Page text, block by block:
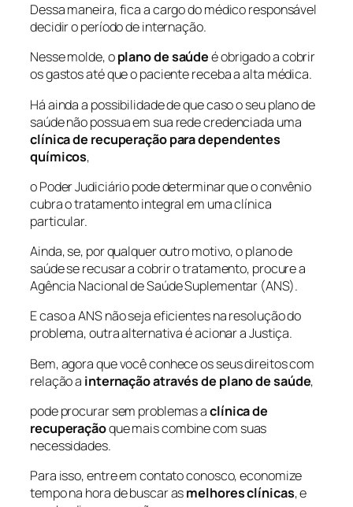
Dessa maneira, fica a cargo do médico responsável
decidir o período de internação.
Nesse molde, oplano de saúdeé obrigado a cobrir
os gastos até que o paciente receba a alta médica.
Há ainda a possibilidade de que caso o seu plano de
saúde não possua em sua rede credenciada uma
clínica de recuperação para dependentes
químicos,
o Poder Judiciário pode determinar que o convênio
cubra o tratamento integral em uma clínica
particular.
Ainda, se, por qualquer outro motivo, o plano de
saúde se recusar a cobrir o tratamento, procure a
Agência Nacional de Saúde Suplementar (ANS).
E caso a ANS não seja eficientes na resolução do
problema, outra alternativa é acionar a Justiça.
Bem, agora que você conhece os seus direitos com
relação a internação através de plano de saúde,
pode procurar sem problemas aclínica de
recuperaçãoque mais combine com suas
necessidades.
Para isso, entre em contato conosco, economize
tempo na hora de buscar asmelhores clínicas, e